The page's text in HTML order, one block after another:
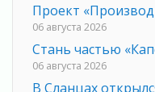
Проект
06 августа 2026
Стань частью
06 августа 2026
В Сланцах